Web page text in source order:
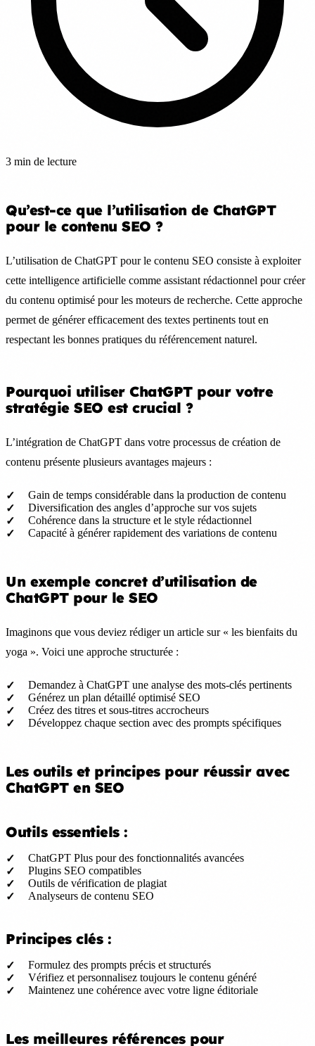
3 min de lecture
Qu’est-ce que l’utilisation de ChatGPT
pour le contenu SEO ?
L’utilisation de ChatGPT pour le contenu SEO consiste à exploiter
cette intelligence artificielle comme assistant rédactionnel pour créer
du contenu optimisé pour les moteurs de recherche. Cette approche
permet de générer efficacement des textes pertinents tout en
respectant les bonnes pratiques du référencement naturel.
Pourquoi utiliser ChatGPT pour votre
stratégie SEO est crucial ?
L’intégration de ChatGPT dans votre processus de création de
contenu présente plusieurs avantages majeurs :
Gain de temps considérable dans la production de contenu
Diversification des angles d’approche sur vos sujets
Cohérence dans la structure et le style rédactionnel
Capacité à générer rapidement des variations de contenu
Un exemple concret d’utilisation de
ChatGPT pour le SEO
Imaginons que vous deviez rédiger un article sur « les bienfaits du
yoga ». Voici une approche structurée :
Demandez à ChatGPT une analyse des mots-clés pertinents
Générez un plan détaillé optimisé SEO
Créez des titres et sous-titres accrocheurs
Développez chaque section avec des prompts spécifiques
Les outils et principes pour réussir avec
ChatGPT en SEO
Outils essentiels :
ChatGPT Plus pour des fonctionnalités avancées
Plugins SEO compatibles
Outils de vérification de plagiat
Analyseurs de contenu SEO
Principes clés :
Formulez des prompts précis et structurés
Vérifiez et personnalisez toujours le contenu généré
Maintenez une cohérence avec votre ligne éditoriale
Les meilleures références pour